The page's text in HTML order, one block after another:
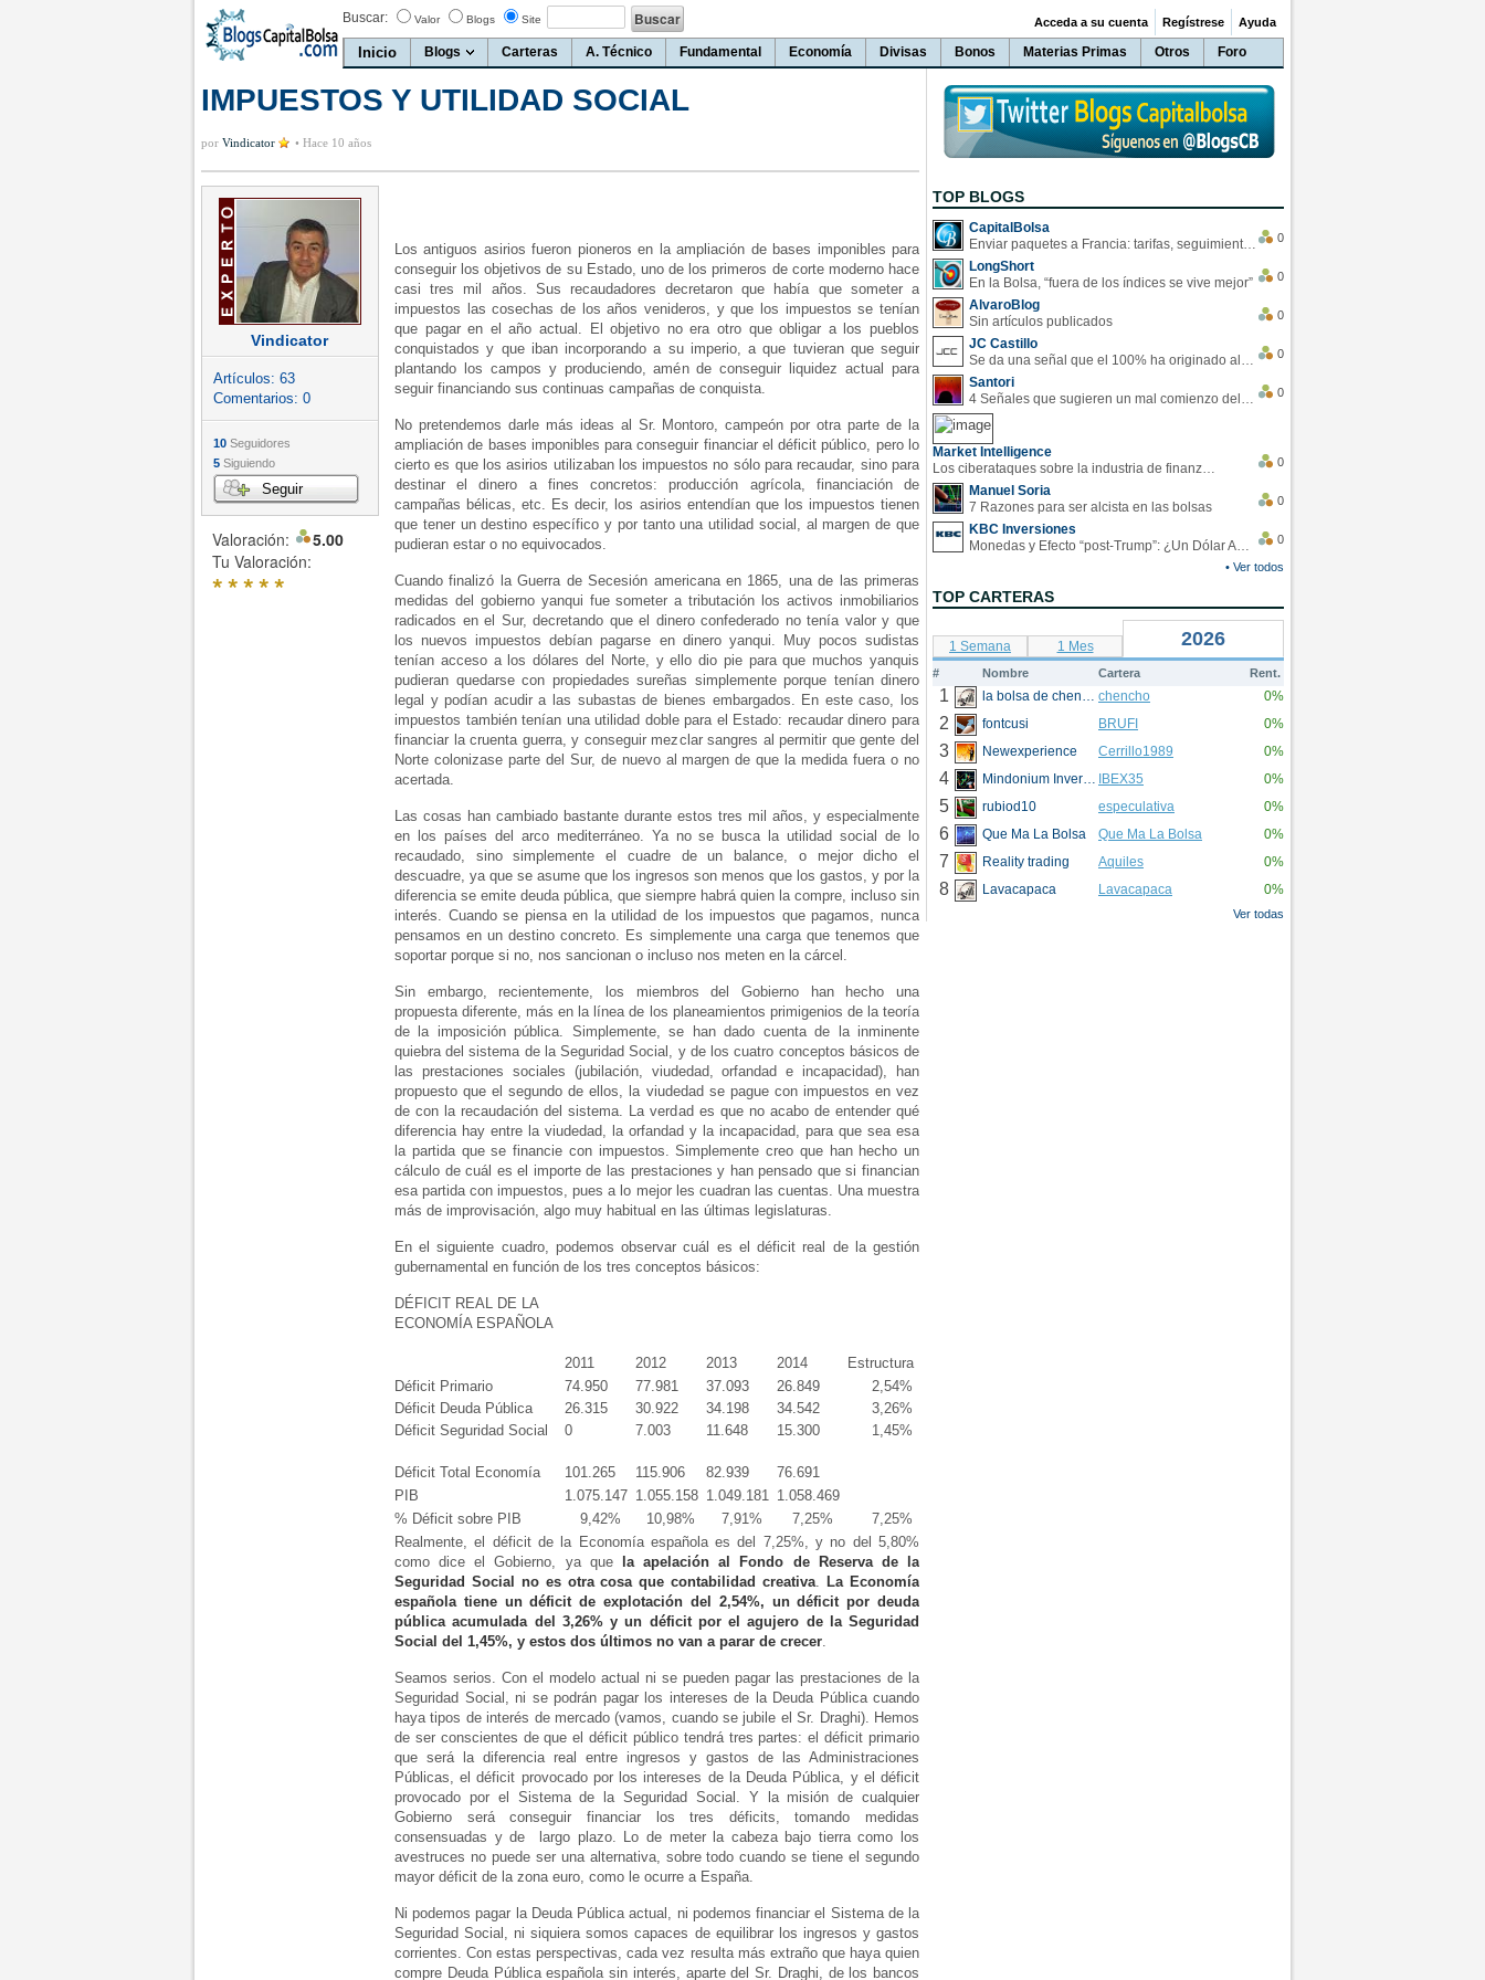
Buscar: Valor Blogs Site
Inicio Blogs Carteras A. Técnico Fundamental Economía Divisas Bonos Materias Primas Otros Foro
Acceda a su cuenta Regístrese Ayuda
IMPUESTOS Y UTILIDAD SOCIAL
por Vindicator • Hace 10 años
Vindicator
Artículos: 63
Comentarios: 0
10 Seguidores
5 Siguiendo
Seguir
Valoración:
5.00
Tu Valoración:
*****
Los antiguos asirios fueron pioneros en la ampliación de bases imponibles para
conseguir los objetivos de su Estado, uno de los primeros de corte moderno hace
casi tres mil años. Sus recaudadores decretaron que había que someter a
impuestos las cosechas de los años venideros, y que los impuestos se tenían
que pagar en el año actual. El objetivo no era otro que obligar a los pueblos
conquistados y que iban incorporando a su imperio, a que tuvieran que seguir
plantando los campos y produciendo, amén de conseguir liquidez actual para
seguir financiando sus continuas campañas de conquista.
No pretendemos darle más ideas al Sr. Montoro, campeón por otra parte de la
ampliación de bases imponibles para conseguir financiar el déficit público, pero lo
cierto es que los asirios utilizaban los impuestos no sólo para recaudar, sino para
destinar el dinero a fines concretos: producción agrícola, financiación de
campañas bélicas, etc. Es decir, los asirios entendían que los impuestos tienen
que tener un destino específico y por tanto una utilidad social, al margen de que
pudieran estar o no equivocados.
Cuando finalizó la Guerra de Secesión americana en 1865, una de las primeras
medidas del gobierno yanqui fue someter a tributación los activos inmobiliarios
radicados en el Sur, decretando que el dinero confederado no tenía valor y que
los nuevos impuestos debían pagarse en dinero yanqui. Muy pocos sudistas
tenían acceso a los dólares del Norte, y ello dio pie para que muchos yanquis
pudieran quedarse con propiedades sureñas simplemente porque tenían dinero
legal y podían acudir a las subastas de bienes embargados. En este caso, los
impuestos también tenían una utilidad doble para el Estado: recaudar dinero para
financiar la cruenta guerra, y conseguir mezclar sangres al permitir que gente del
Norte colonizase parte del Sur, de nuevo al margen de que la medida fuera o no
acertada.
Las cosas han cambiado bastante durante estos tres mil años, y especialmente
en los países del arco mediterráneo. Ya no se busca la utilidad social de lo
recaudado, sino simplemente el cuadre de un balance, o mejor dicho el
descuadre, ya que se asume que los ingresos son menos que los gastos, y por la
diferencia se emite deuda pública, que siempre habrá quien la compre, incluso sin
interés. Cuando se piensa en la utilidad de los impuestos que pagamos, nunca
pensamos en un destino concreto. Es simplemente una carga que tenemos que
soportar porque si no, nos sancionan o incluso nos meten en la cárcel.
Sin embargo, recientemente, los miembros del Gobierno han hecho una
propuesta diferente, más en la línea de los planeamientos primigenios de la teoría
de la imposición pública. Simplemente, se han dado cuenta de la inminente
quiebra del sistema de la Seguridad Social, y de los cuatro conceptos básicos de
las prestaciones sociales (jubilación, viudedad, orfandad e incapacidad), han
propuesto que el segundo de ellos, la viudedad se pague con impuestos en vez
de con la recaudación del sistema. La verdad es que no acabo de entender qué
diferencia hay entre la viudedad, la orfandad y la incapacidad, para que sea esa
la partida que se financie con impuestos. Simplemente creo que han hecho un
cálculo de cuál es el importe de las prestaciones y han pensado que si financian
esa partida con impuestos, pues a lo mejor les cuadran las cuentas. Una muestra
más de improvisación, algo muy habitual en las últimas legislaturas.
En el siguiente cuadro, podemos observar cuál es el déficit real de la gestión
gubernamental en función de los tres conceptos básicos:
DÉFICIT REAL DE LA
ECONOMÍA ESPAÑOLA
2011 2012 2013 2014
Estructura
Déficit Primario
74.950 77.981 37.093 26.849
2,54%
Déficit Deuda Pública
26.315 30.922 34.198 34.542
3,26%
Déficit Seguridad Social
0 7.003 11.648 15.300 1,45%
Déficit Total Economía 101.265 115.906 82.939
76.691
PIB
1.075.147 1.055.158 1.049.181 1.058.469
% Déficit sobre PIB
9,42% 10,98% 7,91% 7,25%
7,25%
Realmente, el déficit de la Economía española es del 7,25%, y no del 5,80%
como dice el Gobierno, ya que
la apelación al Fondo de Reserva de la
Seguridad Social no es otra cosa que contabilidad creativa. La Economía
española tiene un déficit de explotación del 2,54%, un déficit por deuda
pública acumulada del 3,26% y un déficit por el agujero de la Seguridad
Social del 1,45%, y estos dos últimos no van a parar de crecer.
Seamos serios. Con el modelo actual ni se pueden pagar las prestaciones de la
Seguridad Social, ni se podrán pagar los intereses de la Deuda Pública cuando
haya tipos de interés de mercado (vamos, cuando se jubile el Sr. Draghi). Hemos
de ser conscientes de que el déficit público tendrá tres partes: el déficit primario
que será la diferencia real entre ingresos y gastos de las Administraciones
Públicas, el déficit provocado por los intereses de la Deuda Pública, y el déficit
provocado por el Sistema de la Seguridad Social. Y la misión de cualquier
Gobierno será conseguir financiar los tres déficits, tomando medidas
consensuadas y de largo plazo. Lo de meter la cabeza bajo tierra como los
avestruces no puede ser una alternativa, sobre todo cuando se tiene el segundo
mayor déficit de la zona euro, como le ocurre a España.
Ni podemos pagar la Deuda Pública actual, ni podemos financiar el Sistema de la
Seguridad Social, ni siquiera somos capaces de equilibrar los ingresos y gastos
corrientes. Con estas perspectivas, cada vez resulta más extraño que haya quien
compre Deuda Pública española sin interés, aparte del Sr. Draghi, de los bancos
TOP BLOGS
CapitalBolsa
Enviar paquetes a Francia: tarifas, seguimiento y ventajas destacadas
0
LongShort
En la Bolsa, “fuera de los índices se vive mejor”
0
AlvaroBlog
Sin artículos publicados
0
JC Castillo
Se da una señal que el 100% ha originado alzas en las bolsas
0
Santori
4 Señales que sugieren un mal comienzo del 3T de la economía EEUU
0
Market Intelligence
Los ciberataques sobre la industria de finanzas se han duplicado este año
0
Manuel Soria
7 Razones para ser alcista en las bolsas
0
KBC Inversiones
Monedas y Efecto “post-Trump”: ¿Un Dólar Americano operando en rangos?
0
• Ver todos
TOP CARTERAS
1 Semana 1 Mes 2026
# Nombre Cartera Rent.
1 la bolsa de chencho chencho 0%
2 fontcusi BRUFI 0%
3 Newexperience Cerrillo1989 0%
4 Mindonium Inversions IBEX35 0%
5 rubiod10 especulativa 0%
6 Que Ma La Bolsa Que Ma La Bolsa 0%
7 Reality trading Aquiles 0%
8 Lavacapaca Lavacapaca 0%
Ver todas